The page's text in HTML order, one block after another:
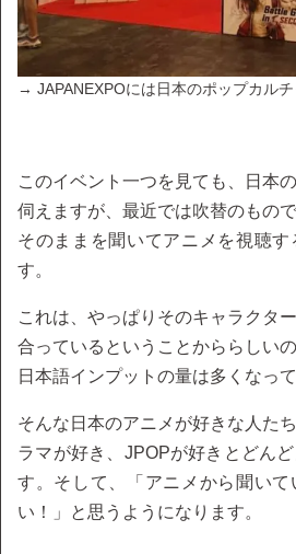
→ JAPANEXPOには日本のポップカルチ
このイベント一つを見ても、日本
伺えますが、最近では吹替のもの
そのままを聞いてアニメを視聴す
す。
これは、やっぱりそのキャラクタ
合っているということかららしい
日本語インプットの量は多くなっ
そんな日本のアニメが好きな人た
ラマが好き、JPOPが好きとどん
す。そして、「アニメから聞いて
い！」と思うようになります。